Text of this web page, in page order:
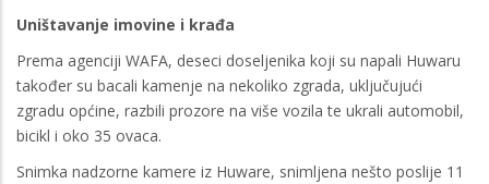
Uništavanje imovine i krađa
Prema agenciji WAFA, deseci doseljenika koji su napali Huwaru
također su bacali kamenje na nekoliko zgrada, uključujući
zgradu općine, razbili prozore na više vozila te ukrali automobil,
bicikl i oko 35 ovaca.
Snimka nadzorne kamere iz Huware, snimljena nešto poslije 11